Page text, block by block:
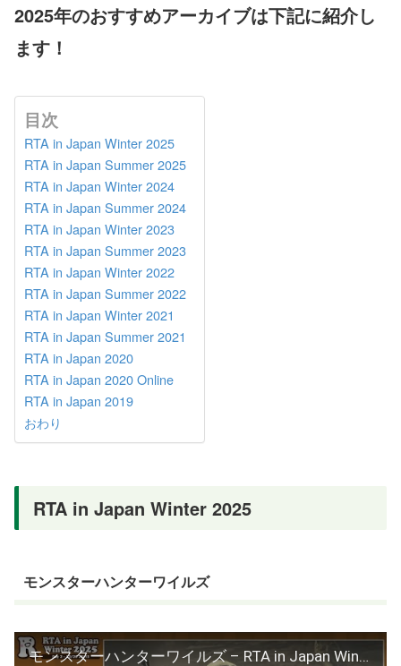
2025年のおすすめアーカイブは下記に紹介し
ます！
目次
RTA in Japan Winter 2025
RTA in Japan Summer 2025
RTA in Japan Winter 2024
RTA in Japan Summer 2024
RTA in Japan Winter 2023
RTA in Japan Summer 2023
RTA in Japan Winter 2022
RTA in Japan Summer 2022
RTA in Japan Winter 2021
RTA in Japan Summer 2021
RTA in Japan 2020
RTA in Japan 2020 Online
RTA in Japan 2019
おわり
RTA in Japan Winter 2025
モンスターハンターワイルズ
モンスターハンターワイルズ – RTA in Japan Winter 2025